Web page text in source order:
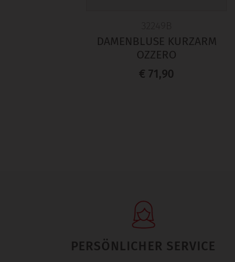
DAMENBLUSE KURZARM
OZZERO
€ 71,90
PERSÖNLICHER SERVICE